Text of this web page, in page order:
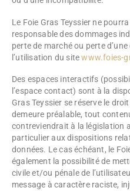
Le Foie Gras Teyssier ne
responsable des dommages
perte de marché ou perte
l’utilisation du sitewww.foies-
Des espaces interactifs
l’espace contact) sont à la
Gras Teyssier se réserve le
demeure préalable, tout
contreviendrait à la législation
particulier aux dispositions
données. Le cas échéant, le
également la possibilité de
civile et/ou pénale de
message à caractère raciste,